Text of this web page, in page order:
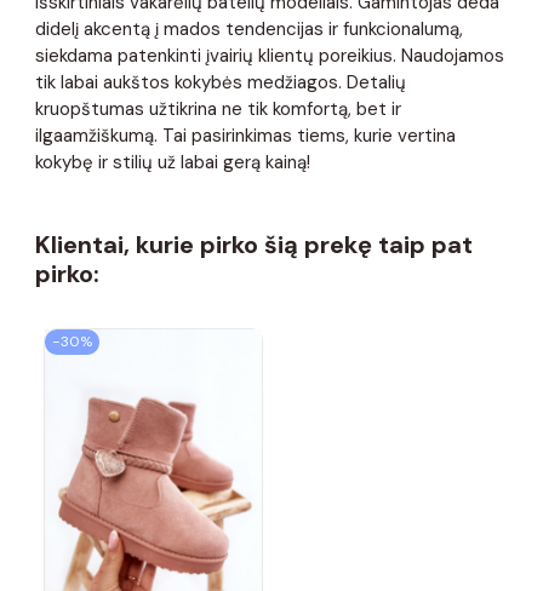
didelį akcentą į mados tendencijas ir funkcionalumą,
siekdama patenkinti įvairių klientų poreikius. Naudojamos
tik labai aukštos kokybės medžiagos. Detalių
kruopštumas užtikrina ne tik komfortą, bet ir
ilgaamžiškumą. Tai pasirinkimas tiems, kurie vertina
kokybę ir stilių už labai gerą kainą!
Klientai, kurie pirko šią prekę taip pat
pirko:
−30%